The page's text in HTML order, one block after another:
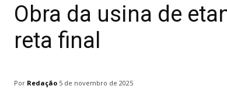
Obra da usina de
reta final
Por Redação 5 de novembro de 2025